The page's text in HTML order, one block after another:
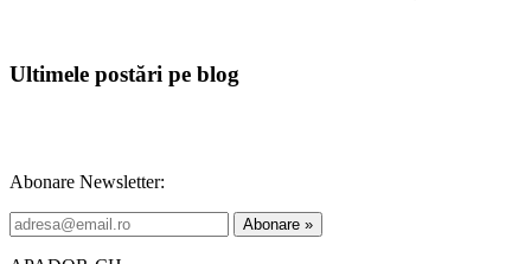
Ultimele postări pe blog
Abonare Newsletter: